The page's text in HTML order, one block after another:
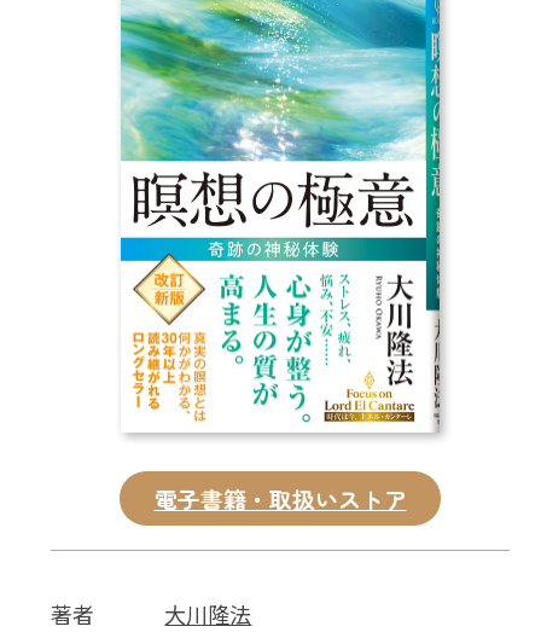
雑誌
CD
DVD・ブルーレイ
雑貨
外国語
電子書籍・取扱いストア
著者
大川隆法